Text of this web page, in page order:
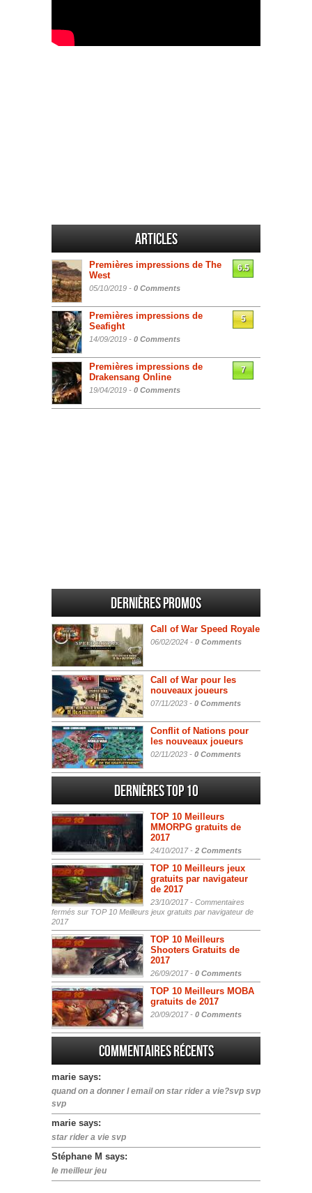
Articles
Premières impressions de The
West
05/10/2019 - 0 Comments
6.5
Premières impressions de
Seafight
14/09/2019 - 0 Comments
5
Premières impressions de
Drakensang Online
19/04/2019 - 0 Comments
7
Dernières promos
Call of War Speed Royale
06/02/2024 - 0 Comments
Call of War pour les
nouveaux joueurs
07/11/2023 - 0 Comments
Conflit of Nations pour
les nouveaux joueurs
02/11/2023 - 0 Comments
Dernières Top 10
TOP 10 Meilleurs
MMORPG gratuits de
2017
24/10/2017 - 2 Comments
TOP 10 Meilleurs jeux
gratuits par navigateur
de 2017
23/10/2017 - Commentaires
fermés sur TOP 10 Meilleurs jeux gratuits par navigateur de
2017
TOP 10 Meilleurs
Shooters Gratuits de
2017
26/09/2017 - 0 Comments
TOP 10 Meilleurs MOBA
gratuits de 2017
20/09/2017 - 0 Comments
Commentaires récents
marie says:
quand on a donner l email on star rider a vie?svp svp
svp
marie says:
star rider a vie svp
Stéphane M says:
le meilleur jeu